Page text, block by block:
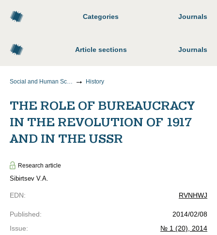
Categories Journals
Article sections Journals
Social and Human Sciences History
THE ROLE OF BUREAUCRACY
IN THE REVOLUTION OF 1917
AND IN THE USSR
Research article
Sibirtsev V.A.
EDN: RVNHWJ
Published:
2014/02/08
Issue:
№ 1 (20), 2014